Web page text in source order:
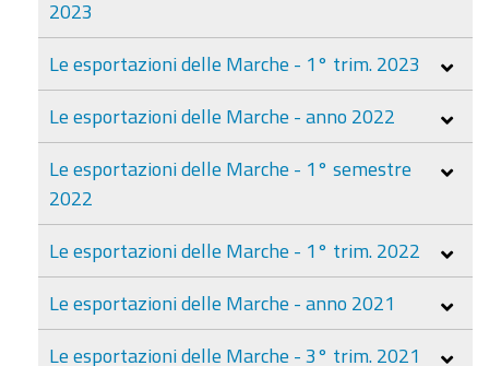
2023
Le esportazioni delle Marche - 1° trim. 2023
Le esportazioni delle Marche - anno 2022
Le esportazioni delle Marche - 1° semestre
2022
Le esportazioni delle Marche - 1° trim. 2022
Le esportazioni delle Marche - anno 2021
Le esportazioni delle Marche - 3° trim. 2021